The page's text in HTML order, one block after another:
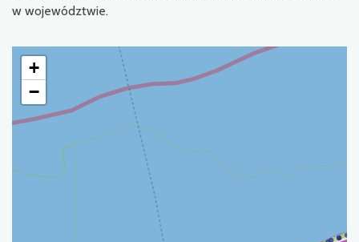
w województwie.
+
−